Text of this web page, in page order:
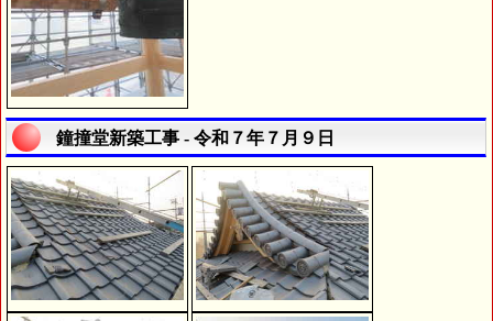
鐘撞堂新築工事 - 令和７年７月９日